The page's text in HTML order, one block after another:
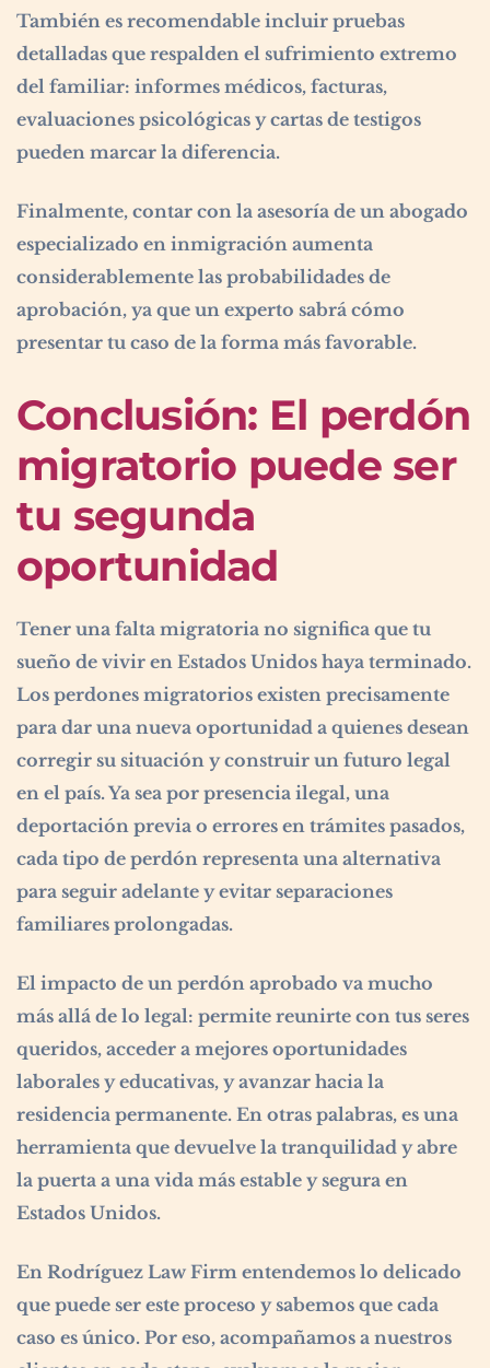
También es recomendable incluir pruebas
detalladas que respalden el sufrimiento extremo
del familiar: informes médicos, facturas,
evaluaciones psicológicas y cartas de testigos
pueden marcar la diferencia.
Finalmente, contar con la asesoría de un abogado
especializado en inmigración aumenta
considerablemente las probabilidades de
aprobación, ya que un experto sabrá cómo
presentar tu caso de la forma más favorable.
Conclusión: El perdón
migratorio puede ser
tu segunda
oportunidad
Tener una falta migratoria no significa que tu
sueño de vivir en Estados Unidos haya terminado.
Los perdones migratorios existen precisamente
para dar una nueva oportunidad a quienes desean
corregir su situación y construir un futuro legal
en el país. Ya sea por presencia ilegal, una
deportación previa o errores en trámites pasados,
cada tipo de perdón representa una alternativa
para seguir adelante y evitar separaciones
familiares prolongadas.
El impacto de un perdón aprobado va mucho
más allá de lo legal: permite reunirte con tus seres
queridos, acceder a mejores oportunidades
laborales y educativas, y avanzar hacia la
residencia permanente. En otras palabras, es una
herramienta que devuelve la tranquilidad y abre
la puerta a una vida más estable y segura en
Estados Unidos.
En Rodríguez Law Firm entendemos lo delicado
que puede ser este proceso y sabemos que cada
caso es único. Por eso, acompañamos a nuestros